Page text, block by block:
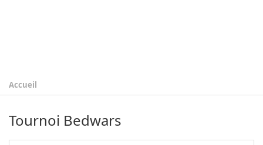
Accueil
Tournoi Bedwars